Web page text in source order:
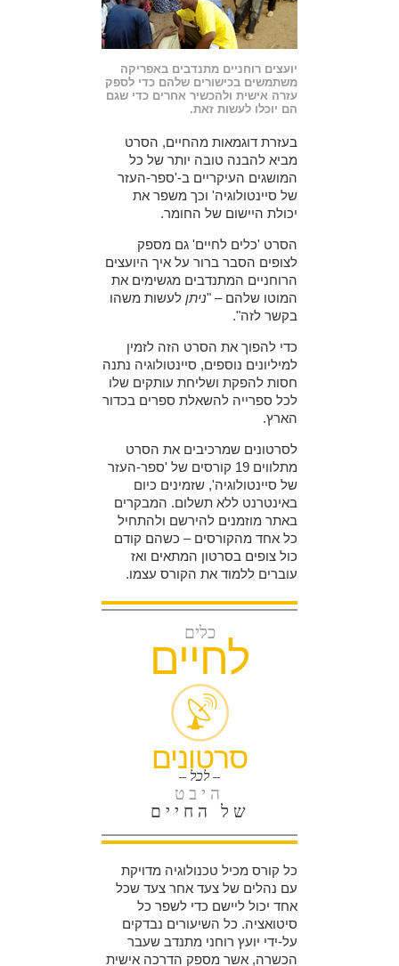
יועצים רוחניים מתנדבים באפריקה
משתמשים בכישורים שלהם כדי לספק
עזרה אישית ולהכשיר אחרים כדי שגם
הם יוכלו לעשות זאת.
בעזרת דוגמאות מהחיים, הסרט
מביא להבנה טובה יותר של כל
המושגים העיקריים ב-'ספר-העזר
של סיינטולוגיה' וכך משפר את
יכולת היישום של החומר.
הסרט 'כלים לחיים' גם מספק
לצופים הסבר ברור על איך היועצים
הרוחניים המתנדבים מגשימים את
המוטו שלהם – "ניתן לעשות משהו
בקשר לזה".
כדי להפוך את הסרט הזה לזמין
למיליונים נוספים, סיינטולוגיה נתנה
חסות להפקת ושליחת עותקים שלו
לכל ספרייה להשאלת ספרים בכדור
הארץ.
לסרטונים שמרכיבים את הסרט
מתלווים 19 קורסים של 'ספר-העזר
של סיינטולוגיה', שזמינים כיום
באינטרנט ללא תשלום. המבקרים
באתר מוזמנים להירשם ולהתחיל
כל אחד מהקורסים – כשהם קודם
כול צופים בסרטון המתאים ואז
עוברים ללמוד את הקורס עצמו.
כלים
לחיים
סרטונים
– לכל –
היבט
של החיים
כל קורס מכיל טכנולוגיה מדויקת
עם נהלים של צעד אחר צעד שכל
אחד יכול ליישם כדי לשפר כל
סיטואציה. כל השיעורים נבדקים
על-ידי יועץ רוחני מתנדב שעבר
הכשרה, אשר מספק הדרכה אישית